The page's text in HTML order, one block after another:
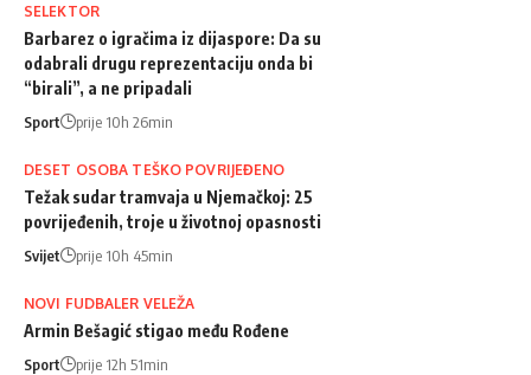
SELEKTOR
Barbarez o igračima iz dijaspore: Da su
odabrali drugu reprezentaciju onda bi
“birali”, a ne pripadali
Sport prije 10h 26min
DESET OSOBA TEŠKO POVRIJEĐENO
Težak sudar tramvaja u Njemačkoj: 25
povrijeđenih, troje u životnoj opasnosti
Svijet prije 10h 45min
NOVI FUDBALER VELEŽA
Armin Bešagić stigao među Rođene
Sport prije 12h 51min